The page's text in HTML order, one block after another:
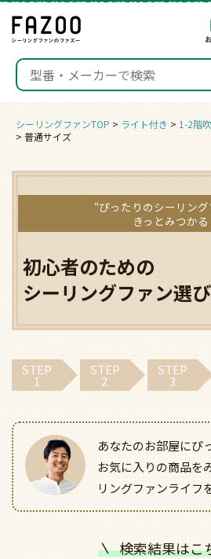
シーリングファンTOP ライト付き 1-2階
普通サイズ
“ぴったりのシーリン
きっとみつかる
初心者のための
シーリングファン選び
STEP
1
STEP
2
STEP
3
あなたのお部屋にぴ
お気に入りの商品を
リングファンライフ
検索結果はこ